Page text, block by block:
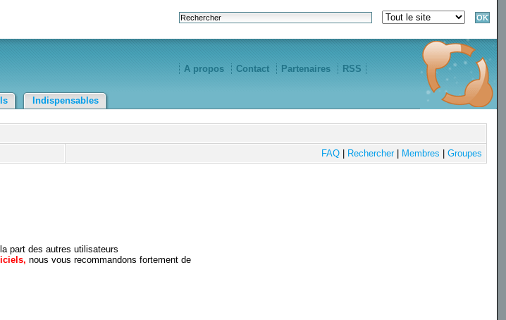
A propos Contact Partenaires RSS
Indispensables
FAQ| Rechercher| Membres Groupes
part des autres utilisateurs
nous vous recommandons fortement de